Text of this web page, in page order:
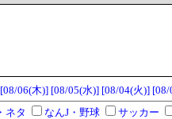
[08/06(木)] [08/05(水)] [08/04(火)] [08/
ネタ なんJ・野球 サッカー